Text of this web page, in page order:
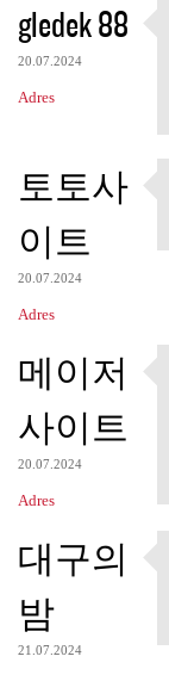
gledek 88
20.07.2024
Adres
토토사
이트
20.07.2024
Adres
메이저
사이트
20.07.2024
Adres
I
대구의
밤
21.07.2024